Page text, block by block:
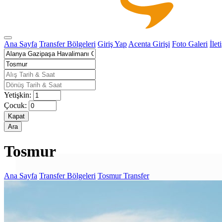
Ana Sayfa Transfer Bölgeleri Giriş Yap Acenta Girişi Foto Galeri
Yetişkin:
Çocuk:
Kapat
Ara
Tosmur
Ana Sayfa Transfer Bölgeleri Tosmur Transfer